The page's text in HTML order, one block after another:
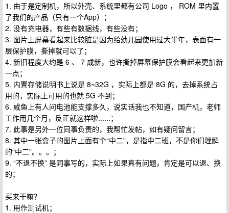
1. 由于是定制机，所以外壳、系统里都有公司 Logo ， ROM 里内置
了我们的产品（只有一个App）；
2. 没有充电器，有些有数据线，有些没有；
3. 图片上屏幕看起来比较脏是因为给幼儿园使用过大半年，表面有一
层保护膜，撕掉就可以了；
4. 新旧程度大约是 6 、 7 成新，也许撕掉屏幕保护膜会看起来更加新
一点；
5. 内置存储说明书上说是 8~32G ，实际上都是 8G 的，去掉系统占
用的，实际上可用的也就 5G 不到；
6. 咸鱼上有人问电池能支撑多久，说实话我也不知道，国产机，老师
工作用几个月，反正就这样啦......；
7. 此事是另外一位同事负责的，我帮忙发帖，如有疑问留言；
8. 其中一张盒子的图片上面有个“中二”，是指中二班，不是你们理解
的“中二”。。。；
9. “不退不换” 是同事写的，实际上如果真有问题，肯定是可以退、换
的；
买来干嘛？
1. 用作测试机；